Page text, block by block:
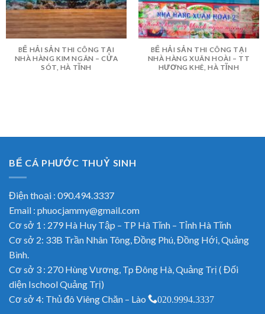
BỂ HẢI SẢN THI CÔNG TẠI
NHÀ HÀNG KIM NGÂN – CỬA
SÓT, HÀ TĨNH
BỂ HẢI SẢN THI CÔNG TẠI
NHÀ HÀNG XUÂN HOÀI – TT
HƯƠNG KHÊ, HÀ TĨNH
BỂ CÁ PHƯỚC THUỶ SINH
Điện thoại : 090.494.3337
Email : phuocjammy@gmail.com
Cơ sở 1 : 279 Hà Huy Tập – TP Hà Tĩnh – Tỉnh Hà Tĩnh
Cơ sở 2: 33B Trần Nhân Tông, Đồng Phú, Đồng Hới, Quảng
Bình.
Cơ sở 3 : 270 Hùng Vương, Tp Đông Hà, Quảng Trị ( Đối
diện Ischool Quảng Trị)
Cơ sở 4: Thủ đô Viêng Chăn – Lào
020.9994.3337